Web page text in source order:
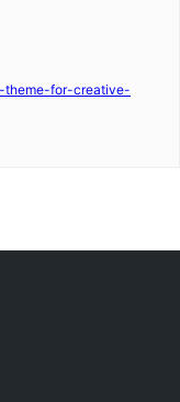
theme-for-creative-